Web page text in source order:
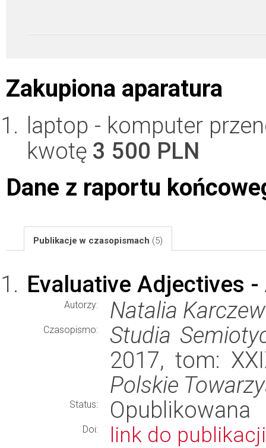
Zakupiona aparatura
laptop - komputer
kwotę 3 500 PLN
Dane z raportu
Publikacje w czasopismach (5)
Evaluative Adjectives
Autorzy: Natalia
Czasopismo:
Studia
2017, tom:
Polskie
Status: Opublikowana
Doi: link do publikacji